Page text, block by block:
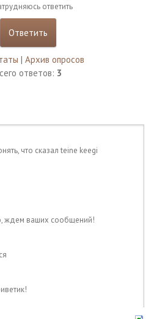
ответить
| Архив опросов
ответов: 3